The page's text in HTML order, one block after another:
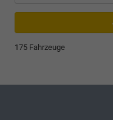
175 Fahrzeuge